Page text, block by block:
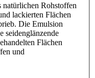
natürlichen Rohstoffen
lackierten Flächen
Die Emulsion
seidenglänzende
Flächen
und